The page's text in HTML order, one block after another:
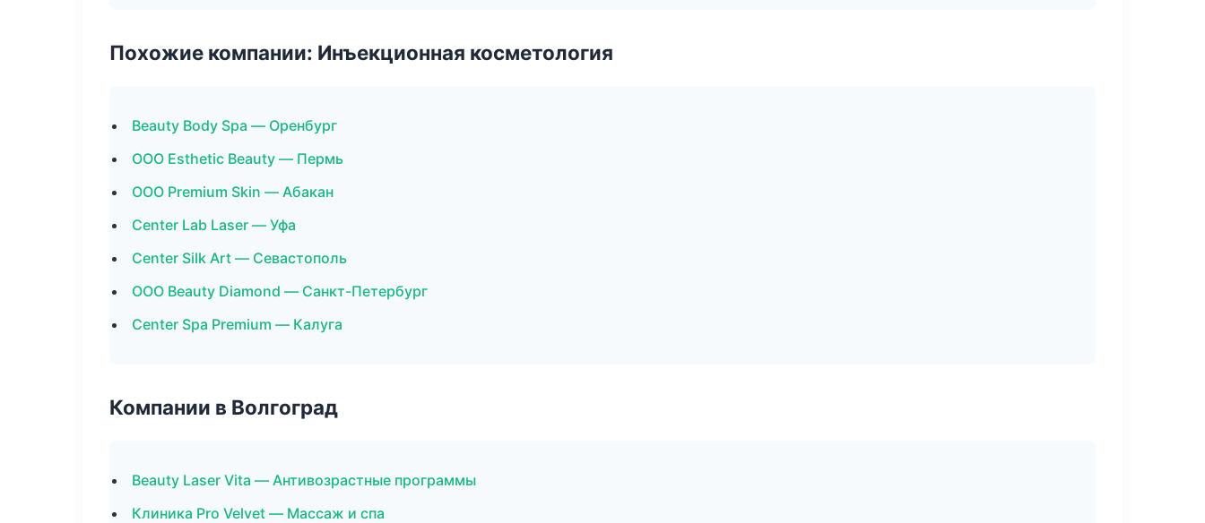
Похожие компании: Инъекционная косметология
Beauty Body Spa — Оренбург
ООО Esthetic Beauty — Пермь
ООО Premium Skin — Абакан
Center Lab Laser — Уфа
Center Silk Art — Севастополь
ООО Beauty Diamond — Санкт-Петербург
Center Spa Premium — Калуга
Компании в Волгоград
Beauty Laser Vita — Антивозрастные программы
Клиника Pro Velvet — Массаж и спа